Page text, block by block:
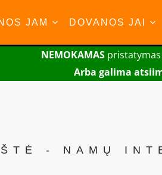
JAM DOVANOS JAI
NEMOKAMAS pristatymas
Arba galima
- NAMŲ